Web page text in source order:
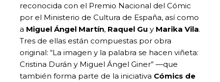
reconocida con el Premio Nacional del Cómic
por el Ministerio de Cultura de España, así como
a Miguel Ángel Martín, Raquel Gu y Marika Vila.
Tres de ellas están compuestas por obra
original: “La imagen y la palabra se hacen viñeta:
Cristina Durán y Miguel Ángel Giner” —que
también forma parte de la iniciativa Cómics de